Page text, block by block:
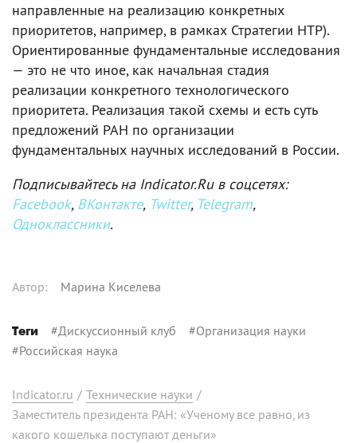
направленные на реализацию конкретных
приоритетов, например, в рамках Стратегии НТР).
Ориентированные фундаментальные исследования
— это не что иное, как начальная стадия
реализации конкретного технологического
приоритета. Реализация такой схемы и есть суть
предложений РАН по организации
фундаментальных научных исследований в России.
Подписывайтесь на Indicator.Ru в соцсетях:
Facebook, ВКонтакте, Twitter, Telegram,
Одноклассники.
Автор: Марина Киселева
Теги #Дискуссионный клуб #Организация науки
#Российская наука
Indicator.ru / Технические науки /
Заместитель президента РАН: «Ученому все равно, из
какого кошелька поступают деньги»